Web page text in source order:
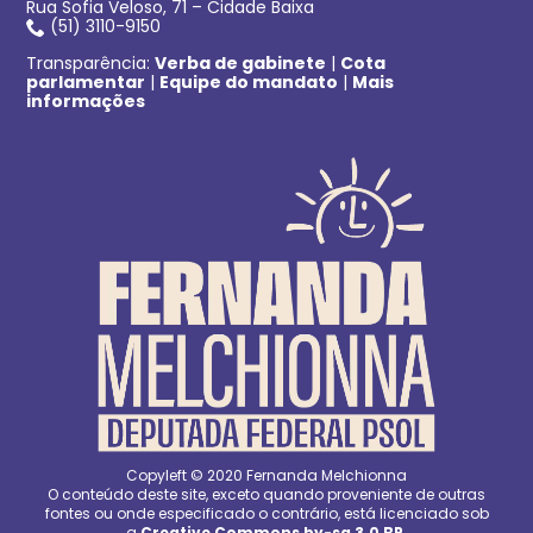
Rua Sofia Veloso, 71 – Cidade Baixa
(51) 3110-9150
Transparência:Verba de gabinete | Cota
parlamentar | Equipe do mandato | Mais
informações
Copyleft © 2020 Fernanda Melchionna
O conteúdo deste site, exceto quando proveniente de outras
fontes ou onde especificado o contrário, está licenciado sob